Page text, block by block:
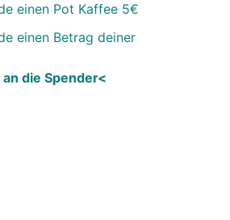
einen Pot Kaffee 5€
einen Betrag deiner
an die Spender<